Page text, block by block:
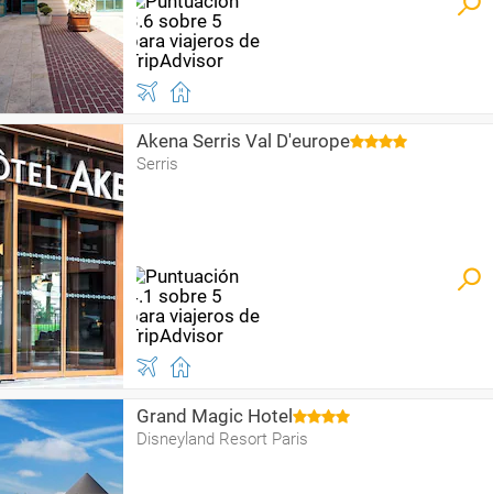
Akena Serris Val D'europe
Serris
Grand Magic Hotel
Disneyland Resort Paris